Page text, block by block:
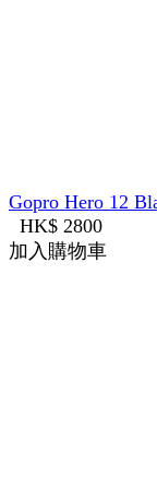
Gopro Hero 12
HK$ 2800
加入購物車